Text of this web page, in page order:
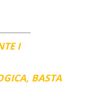
I
BASTA